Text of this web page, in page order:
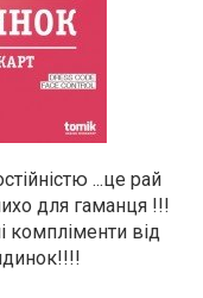
...це рай
для гаманця !!!
компліменти від